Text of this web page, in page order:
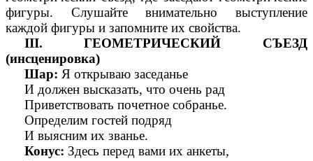
фигуры. Слушайте внимательно выступление
каждой фигуры и запомните их свойства.
III. ГЕОМЕТРИЧЕСКИЙ СЪЕЗД
(инсценировка)
Шар: Я открываю заседанье
И должен высказать, что очень рад
Приветствовать почетное собранье.
Определим гостей подряд
И выясним их званье.
Конус: Здесь перед вами их анкеты,